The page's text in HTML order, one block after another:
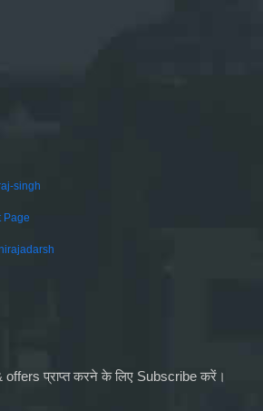
singh
Page
प्राप्त करने के लिए Subscribe करें।